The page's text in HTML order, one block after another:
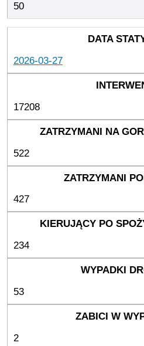
50
2026-03-27
17208
522
427
234
53
2